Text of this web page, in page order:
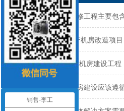
震雄集团-4F机房改造项目
勤诚达总部-机房建设工程
销售-李工